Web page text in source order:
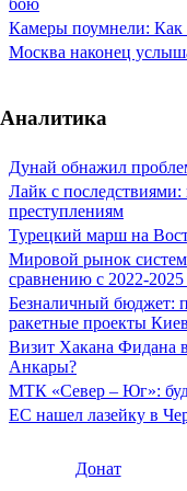
бою
Камеры поумнели: Как
Москва наконец
Аналитика
Дунай обнажил
Лайк с последствиями:
преступлениям
Турецкий марш на
Мировой рынок
сравнению с 2022-2025
Безналичный бюджет:
ракетные проекты
Визит Хакана Фидана
Анкары?
МТК «Север – Юг»:
ЕС нашел лазейку в
Донат